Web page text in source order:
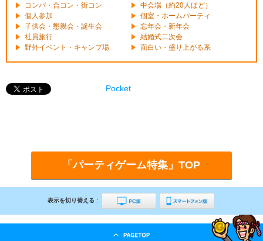
コンパ・合コン・街コン
中会場（約20人ほど）
個人参加
個室・ホームパーティ
子供会・懇親会・誕生会
忘年会・新年会
社員旅行
結婚式二次会
野外イベント・キャンプ場
面白い・盛り上がる系
Pocket
「パーティゲーム特集」TOP
表示を切り替える :